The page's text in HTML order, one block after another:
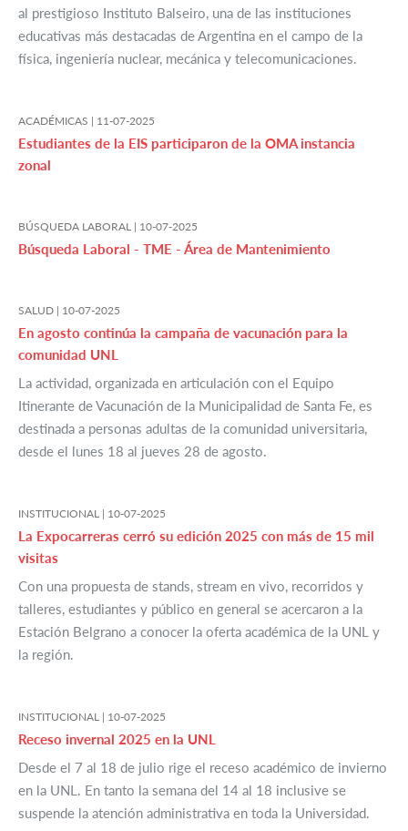
al prestigioso Instituto Balseiro, una de las instituciones
educativas más destacadas de Argentina en el campo de la
física, ingeniería nuclear, mecánica y telecomunicaciones.
ACADÉMICAS | 11-07-2025
Estudiantes de la EIS participaron de la OMA instancia
zonal
BÚSQUEDA LABORAL | 10-07-2025
Búsqueda Laboral - TME - Área de Mantenimiento
SALUD | 10-07-2025
En agosto continúa la campaña de vacunación para la
comunidad UNL
La actividad, organizada en articulación con el Equipo
Itinerante de Vacunación de la Municipalidad de Santa Fe, es
destinada a personas adultas de la comunidad universitaria,
desde el lunes 18 al jueves 28 de agosto.
INSTITUCIONAL | 10-07-2025
La Expocarreras cerró su edición 2025 con más de 15 mil
visitas
Con una propuesta de stands, stream en vivo, recorridos y
talleres, estudiantes y público en general se acercaron a la
Estación Belgrano a conocer la oferta académica de la UNL y
la región.
INSTITUCIONAL | 10-07-2025
Receso invernal 2025 en la UNL
Desde el 7 al 18 de julio rige el receso académico de invierno
en la UNL. En tanto la semana del 14 al 18 inclusive se
suspende la atención administrativa en toda la Universidad.